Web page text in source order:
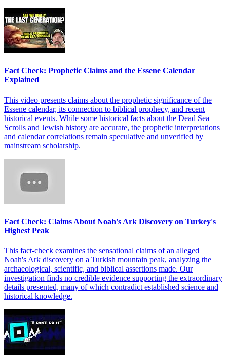
Fact Check: Prophetic Claims and the Essene Calendar
Explained
This video presents claims about the prophetic significance of the
Essene calendar, its connection to biblical prophecy, and recent
historical events. While some historical facts about the Dead Sea
Scrolls and Jewish history are accurate, the prophetic interpretations
and calendar correlations remain speculative and unverified by
mainstream scholarship.
Fact Check: Claims About Noah's Ark Discovery on Turkey's
Highest Peak
This fact-check examines the sensational claims of an alleged
Noah's Ark discovery on a Turkish mountain peak, analyzing the
archaeological, scientific, and biblical assertions made. Our
investigation finds no credible evidence supporting the extraordinary
details presented, many of which contradict established science and
historical knowledge.